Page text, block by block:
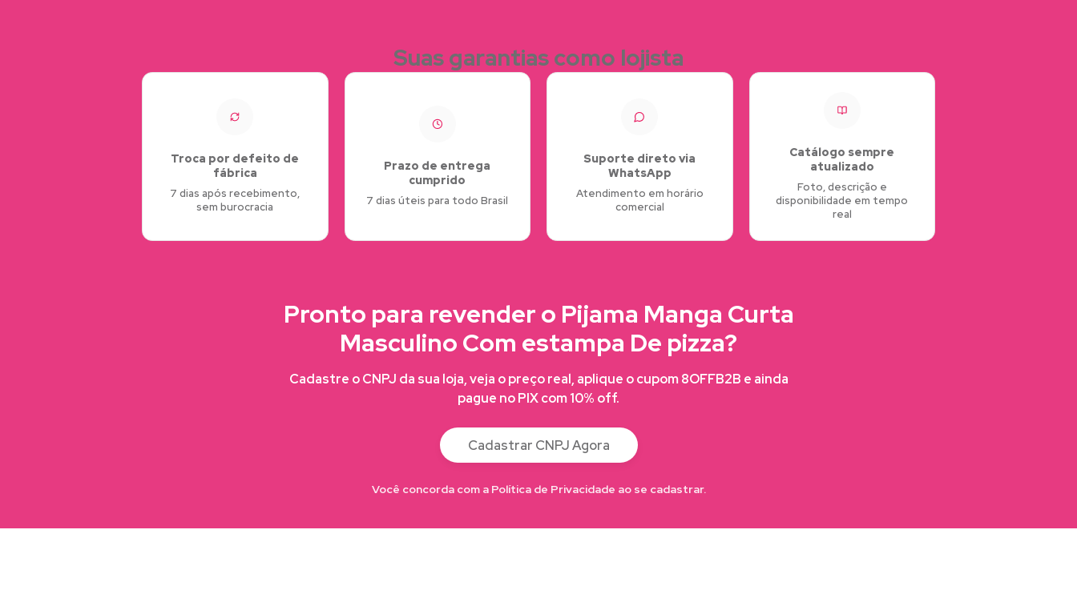
Suas garantias como lojista
Troca por defeito de
fábrica
7 dias após recebimento,
sem burocracia
Prazo de entrega
cumprido
7 dias úteis para todo Brasil
Suporte direto via
WhatsApp
Atendimento em horário
comercial
Catálogo sempre
atualizado
Foto, descrição e
disponibilidade em tempo
real
Pronto para revender o Pijama Manga Curta
Masculino Com estampa De pizza?
Cadastre o CNPJ da sua loja, veja o preço real, aplique o cupom 8OFFB2B e ainda
pague no PIX com 10% off.
Cadastrar CNPJ Agora
Você concorda com a Política de Privacidade ao se cadastrar.